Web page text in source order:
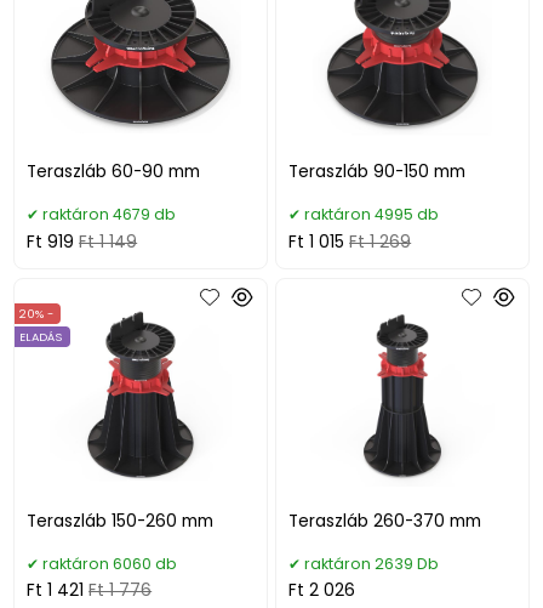
Teraszláb 60-90 mm
raktáron 4679 db
Ft 919 Ft 1 149
Teraszláb 90-150 mm
raktáron 4995 db
Ft 1 015 Ft 1 269
Teraszláb 150-260 mm
20% -
ELADÁS
raktáron 6060 db
Ft 1 421 Ft 1 776
Teraszláb 260-370 mm
raktáron 2639 Db
Ft 2 026